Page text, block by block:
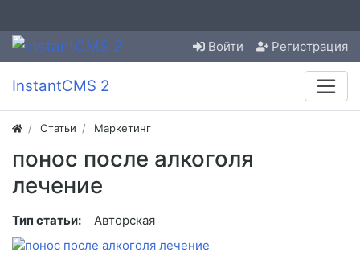
Войти Регистрация
InstantCMS 2
Статьи Маркетинг
понос после алкоголя
лечение
Тип статьи: Авторская